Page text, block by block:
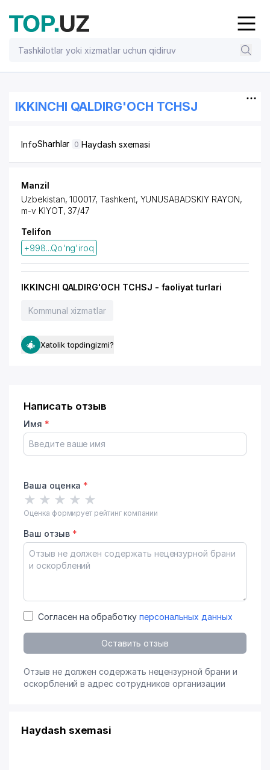
IKKINCHI QALDIRG'OCH TCHSJ
InfoSharhlar 0 Haydash sxemasi
Manzil
Uzbekistan, 100017, Tashkent, YUNUSABADSKIY RAYON,
m-v KIYOT, 37/47
Telifon
+998...Qo'ng'iroq
IKKINCHI QALDIRG'OCH TCHSJ - faoliyat turlari
Kommunal xizmatlar
Xatolik topdingizmi?
Написать отзыв
Имя *
Ваша оценка *
★ ★ ★ ★ ★
Оценка формирует рейтинг компании
Ваш отзыв *
Согласен на обработку персональных данных
Оставить отзыв
Отзыв не должен содержать нецензурной брани и
оскорблений в адрес сотрудников организации
Haydash sxemasi